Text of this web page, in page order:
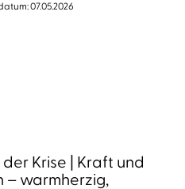
07.05.2026
Krise | Kraft und
– warmherzig,